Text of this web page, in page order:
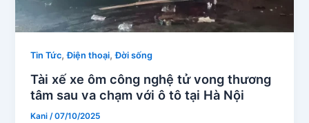
Tin Tức,Điện thoại,Đời sống
Tài xế xe ôm công nghệ tử vong thương
tâm sau va chạm với ô tô tại Hà Nội
Kani/07/10/2025